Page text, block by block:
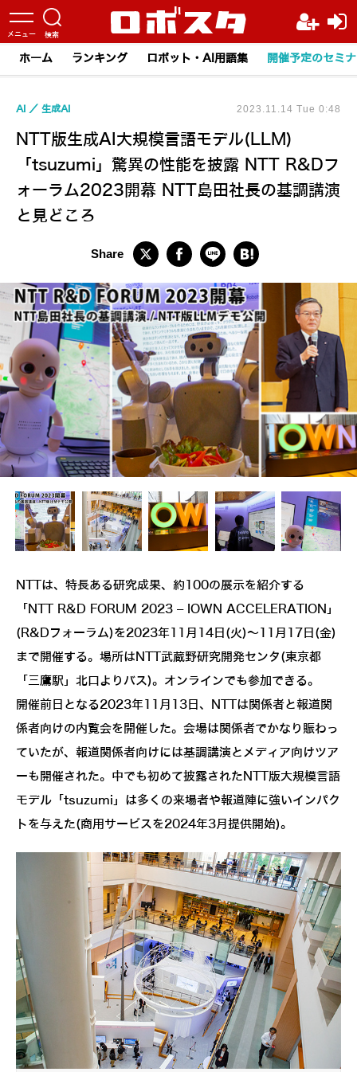
ホーム ランキング ロボット・AI用語集 開催予定のセミ
NTT版生成AI大規模言語モデル(LLM)
「tsuzumi」驚異の性能を披露 NTT R&Dフ
ォーラム2023開幕 NTT島田社長の基調講演
と見どころ
AI 生成AI 2023.11.14 Tue 0:48
NTTは、特長ある研究成果、約100の展示を紹介する
「NTT R&D FORUM 2023 – IOWN ACCELERATION」
(R&Dフォーラム)を2023年11月14日(火)～11月17日(金)
まで開催する。場所はNTT武蔵野研究開発センタ(東京都
「三鷹駅」北口よりバス)。オンラインでも参加できる。
開催前日となる2023年11月13日、NTTは関係者と報道関
係者向けの内覧会を開催した。会場は関係者でかなり賑わっ
ていたが、報道関係者向けには基調講演とメディア向けツア
ーも開催された。中でも初めて披露されたNTT版大規模言語
モデル「tsuzumi」は多くの来場者や報道陣に強いインパク
トを与えた(商用サービスを2024年3月提供開始)。